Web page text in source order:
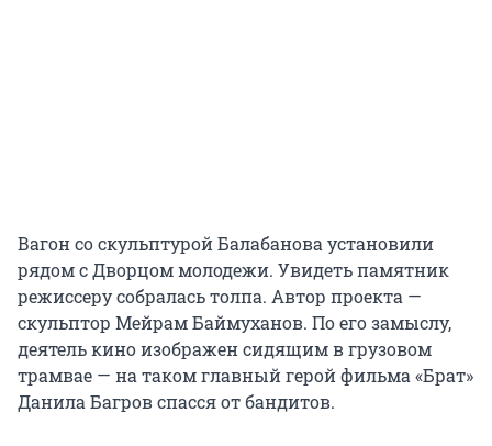
Вагон со скульптурой Балабанова установили
рядом с Дворцом молодежи. Увидеть памятник
режиссеру собралась толпа. Автор проекта —
скульптор Мейрам Баймуханов. По его замыслу,
деятель кино изображен сидящим в грузовом
трамвае — на таком главный герой фильма «Брат»
Данила Багров спасся от бандитов.